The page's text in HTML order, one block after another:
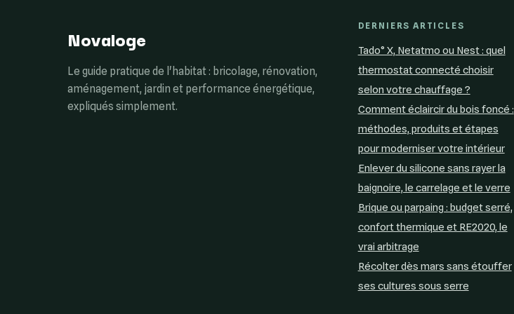
Novaloge
Le guide pratique de l'habitat : bricolage, rénovation,
aménagement, jardin et performance énergétique,
expliqués simplement.
DERNIERS ARTICLES
Tado° X, Netatmo ou Nest : quel
thermostat connecté choisir
selon votre chauffage ?
Comment éclaircir du bois foncé :
méthodes, produits et étapes
pour moderniser votre intérieur
Enlever du silicone sans rayer la
baignoire, le carrelage et le verre
Brique ou parpaing : budget serré,
confort thermique et RE2020, le
vrai arbitrage
Récolter dès mars sans étouffer
ses cultures sous serre